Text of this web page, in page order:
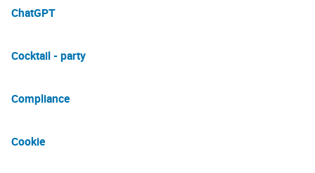
ChatGPT
Cocktail - party
Compliance
Cookie